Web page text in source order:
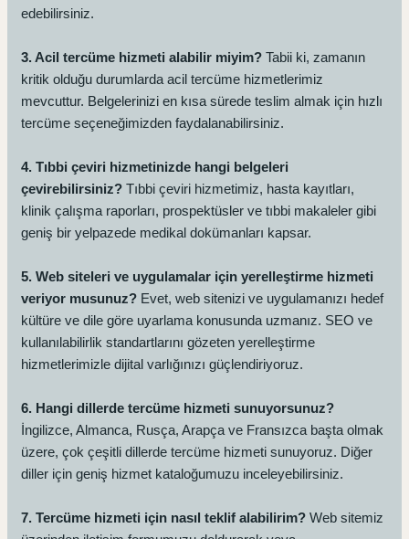
edebilirsiniz.
3. Acil tercüme hizmeti alabilir miyim? Tabii ki, zamanın
kritik olduğu durumlarda acil tercüme hizmetlerimiz
mevcuttur. Belgelerinizi en kısa sürede teslim almak için hızlı
tercüme seçeneğimizden faydalanabilirsiniz.
4. Tıbbi çeviri hizmetinizde hangi belgeleri
çevirebilirsiniz? Tıbbi çeviri hizmetimiz, hasta kayıtları,
klinik çalışma raporları, prospektüsler ve tıbbi makaleler gibi
geniş bir yelpazede medikal dokümanları kapsar.
5. Web siteleri ve uygulamalar için yerelleştirme hizmeti
veriyor musunuz? Evet, web sitenizi ve uygulamanızı hedef
kültüre ve dile göre uyarlama konusunda uzmanız. SEO ve
kullanılabilirlik standartlarını gözeten yerelleştirme
hizmetlerimizle dijital varlığınızı güçlendiriyoruz.
6. Hangi dillerde tercüme hizmeti sunuyorsunuz?
İngilizce, Almanca, Rusça, Arapça ve Fransızca başta olmak
üzere, çok çeşitli dillerde tercüme hizmeti sunuyoruz. Diğer
diller için geniş hizmet kataloğumuzu inceleyebilirsiniz.
7. Tercüme hizmeti için nasıl teklif alabilirim? Web sitemiz